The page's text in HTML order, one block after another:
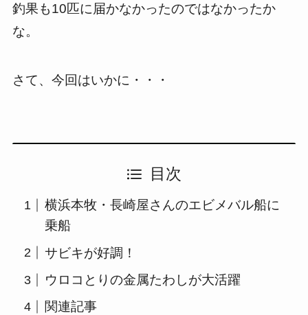
釣果も10匹に届かなかったのではなかったか
な。
さて、今回はいかに・・・
目次
横浜本牧・長崎屋さんのエビメバル船に
乗船
サビキが好調！
ウロコとりの金属たわしが大活躍
関連記事